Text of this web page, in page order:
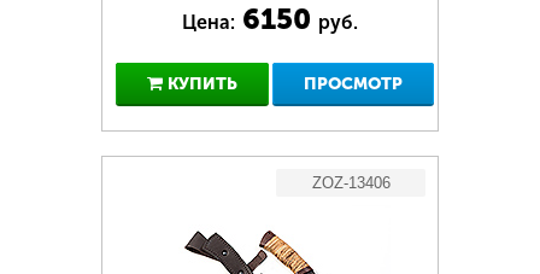
Цена: 6150 руб.
КУПИТЬ ПРОСМОТР
ZOZ-13406